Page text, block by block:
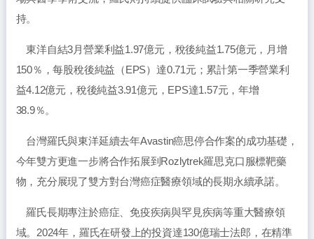
持。
東洋自結3月營業利益1.97億元，稅後純益1.75億元，月增
150％，每股稅後純益（EPS）達0.71元；累計第一季營業利
益4.12億元，稅後純益3.91億元，EPS達1.57元，年增
38.9％。
台灣羅氏與東洋延續去年Avastin癌思停合作案的成功基礎，
今年雙方更進一步將合作拓展到Rozlytrek羅思克口服標靶藥
物，充分展現了雙方對台灣癌症醫療領域的長期永續承諾。
羅氏長期專注於癌症、免疫疾病與罕見疾病等重大醫療領
域。2024年，羅氏在研發上的投資達130億瑞士法郎，在精準